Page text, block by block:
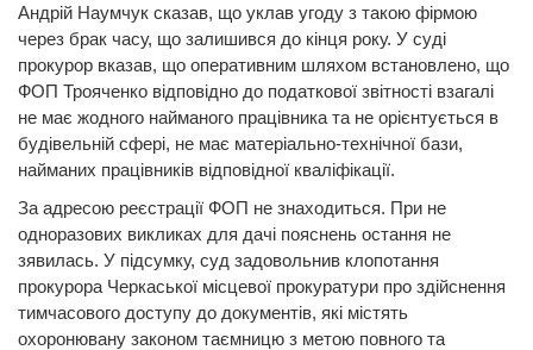
Андрій Наумчук сказав, що уклав угоду з такою фірмою
через брак часу, що залишився до кінця року. У суді
прокурор вказав, що оперативним шляхом встановлено, що
ФОП Трояченко відповідно до податкової звітності взагалі
не має жодного найманого працівника та не орієнтується в
будівельній сфері, не має матеріально-технічної бази,
найманих працівників відповідної кваліфікації.
За адресою реєстрації ФОП не знаходиться. При не
одноразових викликах для дачі пояснень остання не
зявилась. У підсумку, суд задовольнив клопотання
прокурора Черкаської місцевої прокуратури про здійснення
тимчасового доступу до документів, які містять
охоронювану законом таємницю з метою повного та